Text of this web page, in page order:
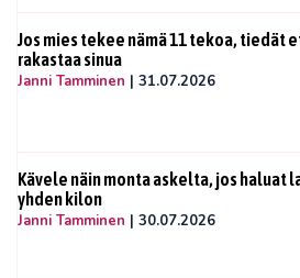
Jos mies tekee nämä 11 tekoa, tiedät
rakastaa sinua
Janni Tamminen | 31.07.2026
Kävele näin monta askelta, jos haluat
yhden kilon
Janni Tamminen | 30.07.2026